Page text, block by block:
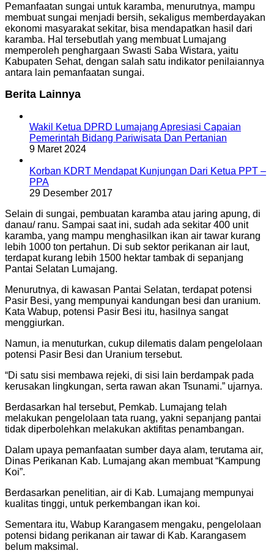
Pemanfaatan sungai untuk karamba, menurutnya, mampu
membuat sungai menjadi bersih, sekaligus memberdayakan
ekonomi masyarakat sekitar, bisa mendapatkan hasil dari
karamba. Hal tersebutlah yang membuat Lumajang
memperoleh penghargaan Swasti Saba Wistara, yaitu
Kabupaten Sehat, dengan salah satu indikator penilaiannya
antara lain pemanfaatan sungai.
Berita Lainnya
Wakil Ketua DPRD Lumajang Apresiasi Capaian
Pemerintah Bidang Pariwisata Dan Pertanian
9 Maret 2024
Korban KDRT Mendapat Kunjungan Dari Ketua PPT –
PPA
29 Desember 2017
Selain di sungai, pembuatan karamba atau jaring apung, di
danau/ ranu. Sampai saat ini, sudah ada sekitar 400 unit
karamba, yang mampu menghasilkan ikan air tawar kurang
lebih 1000 ton pertahun. Di sub sektor perikanan air laut,
terdapat kurang lebih 1500 hektar tambak di sepanjang
Pantai Selatan Lumajang.
Menurutnya, di kawasan Pantai Selatan, terdapat potensi
Pasir Besi, yang mempunyai kandungan besi dan uranium.
Kata Wabup, potensi Pasir Besi itu, hasilnya sangat
menggiurkan.
Namun, ia menuturkan, cukup dilematis dalam pengelolaan
potensi Pasir Besi dan Uranium tersebut.
“Di satu sisi membawa rejeki, di sisi lain berdampak pada
kerusakan lingkungan, serta rawan akan Tsunami.” ujarnya.
Berdasarkan hal tersebut, Pemkab. Lumajang telah
melakukan pengelolaan tata ruang, yakni sepanjang pantai
tidak diperbolehkan melakukan aktifitas penambangan.
Dalam upaya pemanfaatan sumber daya alam, terutama air,
Dinas Perikanan Kab. Lumajang akan membuat “Kampung
Koi”.
Berdasarkan penelitian, air di Kab. Lumajang mempunyai
kualitas tinggi, untuk perkembangan ikan koi.
Sementara itu, Wabup Karangasem mengaku, pengelolaan
potensi bidang perikanan air tawar di Kab. Karangasem
belum maksimal.